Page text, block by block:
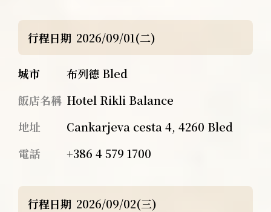
行程日期 2026/09/01(二)
城市
布列德 Bled
飯店名稱 Hotel Rikli Balance
地址
Cankarjeva cesta 4, 4260 Bled
電話
+386 4 579 1700
行程日期 2026/09/02(三)